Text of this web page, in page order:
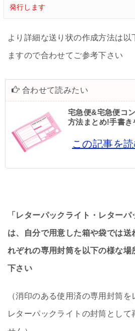
発行します
より詳細な送り状の作成方法は以
ますので合わせてご参考下さい
合わせて読みたい
宅急便&宅急便コ
方法まとめ!手書き
この記事を
「レターパックライト・レター
は、自分で用意した箱や袋では送
れぞれの専用封筒を以下の様な場
下さい
（消印のある使用済の専用封筒を
レターパックライトの封筒として